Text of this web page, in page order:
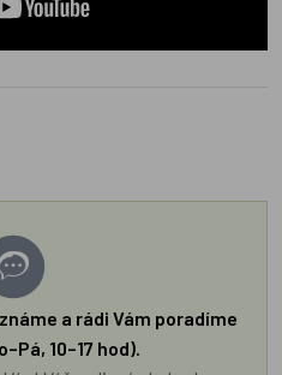
a rádi Vám poradíme
10–17 hod).